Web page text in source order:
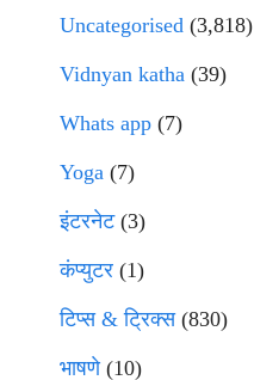
Uncategorised (3,818)
Vidnyan katha (39)
Whats app (7)
Yoga (7)
इंटरनेट(3)
कंप्युटर (1)
टिप्स & ट्रिक्स(830)
भाषणे(10)